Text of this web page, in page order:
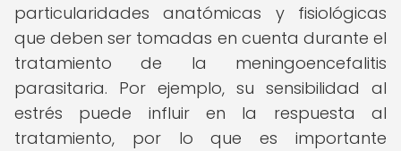
particularidades anatómicas y fisiológicas
que deben ser tomadas en cuenta durante el
tratamiento de la meningoencefalitis
parasitaria. Por ejemplo, su sensibilidad al
estrés puede influir en la respuesta al
tratamiento, por lo que es importante